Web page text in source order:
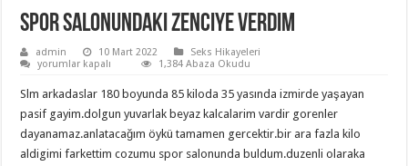
spor salonundaki zenciye verdim
admin 10 Mart 2022
Seks Hikayeleri
spor
zenciye
verdim
için
yorumlar kapalı 1,384 Abaza Okudu
Slm arkadaslar 180 boyunda 85 kiloda 35 yasında izmirde yaşayan
pasif gayim.dolgun yuvarlak beyaz kalcalarim vardir gorenler
dayanamaz.anlatacağım öykü tamamen gercektir.bir ara fazla kilo
aldigimi farkettim cozumu spor salonunda buldum.duzenli olaraka